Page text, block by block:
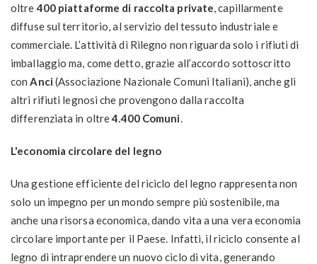
oltre400 piattaforme di raccolta private, capillarmente
diffuse sul territorio, al servizio del tessuto industriale e
commerciale. L’attività di Rilegno non riguarda solo i rifiuti di
imballaggio ma, come detto, grazie all’accordo sottoscritto
conAnci (Associazione Nazionale Comuni Italiani), anche gli
altri rifiuti legnosi che provengono dalla raccolta
differenziata in oltre4.400 Comuni.
L'economia circolare del legno
Una gestione efficiente del riciclo del legno rappresenta non
solo un impegno per un mondo sempre più sostenibile, ma
anche una risorsa economica, dando vita a una vera economia
circolare importante per il Paese. Infatti, il riciclo consente al
legno di intraprendere un nuovo ciclo di vita, generando